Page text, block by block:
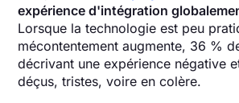
expérience d'intégration
Lorsque la technologie est peu
mécontentement augmente, 36 %
décrivant une expérience négative
déçus, tristes, voire en colère.